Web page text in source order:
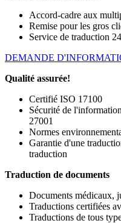
Accord-cadre aux
Remise pour les gros
Service de traduction
DEMANDE
Qualité assurée!
Certifié ISO 17100
Sécurité de
27001
Normes
Garantie d'une
traduction
Traduction de documents
Documents médicaux,
Traductions certifiées
Traductions de tous